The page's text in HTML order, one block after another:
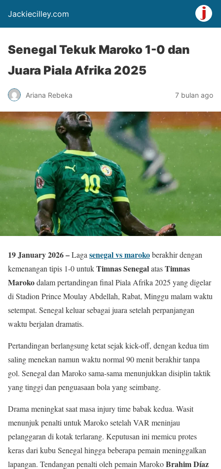
Jackiecilley.com
Senegal Tekuk Maroko 1-0 dan
Juara Piala Afrika 2025
Ariana Rebeka 7 bulan ago
19 January 2026 –Laga senegal vs marokoberakhir dengan
kemenangan tipis 1-0 untukTimnas SenegalatasTimnas
Marokodalam pertandingan final Piala Afrika 2025 yang digelar
di Stadion Prince Moulay Abdellah, Rabat, Minggu malam waktu
setempat. Senegal keluar sebagai juara setelah perpanjangan
waktu berjalan dramatis.
Pertandingan berlangsung ketat sejak kick-off, dengan kedua tim
saling menekan namun waktu normal 90 menit berakhir tanpa
gol. Senegal dan Maroko sama-sama menunjukkan disiplin taktik
yang tinggi dan penguasaan bola yang seimbang.
Drama meningkat saat masa injury time babak kedua. Wasit
menunjuk penalti untuk Maroko setelah VAR meninjau
pelanggaran di kotak terlarang. Keputusan ini memicu protes
keras dari kubu Senegal hingga beberapa pemain meninggalkan
lapangan. Tendangan penalti oleh pemain MarokoBrahim Díaz